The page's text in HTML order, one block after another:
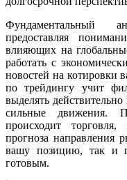
Фундаментальный
предоставляя
влияющих на
работать с
новостей на котировки
по трейдингу учит
выделять
сильные движения.
происходит
прогноза направления
вашу позицию, так и
готовым.